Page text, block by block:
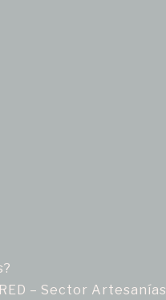
– Sector Artesanías